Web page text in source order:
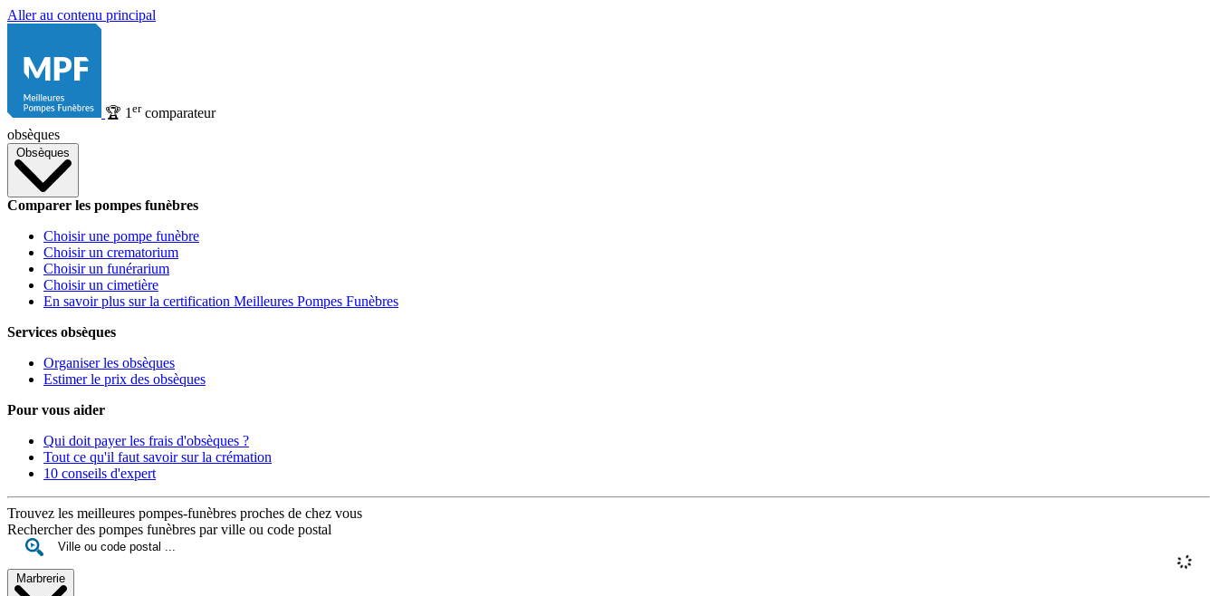
Aller au contenu principal
🏆 1 ercomparateur
obsèques
Obsèques
Comparer les pompes funèbres
Choisir une pompe funèbre
Choisir un crematorium
Choisir un funérarium
Choisir un cimetière
En savoir plus sur la certification Meilleures Pompes Funèbres
Services obsèques
Organiser les obsèques
Estimer le prix des obsèques
Pour vous aider
Qui doit payer les frais d'obsèques ?
Tout ce qu'il faut savoir sur la crémation
10 conseils d'expert
Trouvez les meilleures pompes-funèbres proches de chez vous
Rechercher des pompes funèbres par ville ou code postal
Marbrerie